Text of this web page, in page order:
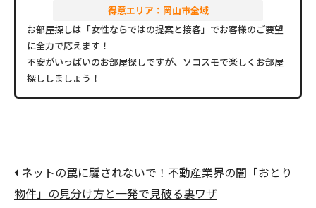
得意エリア：岡山市全域
お部屋探しは「女性ならではの提案と接客」でお客様のご要望
に全力で応えます！
不安がいっぱいのお部屋探しですが、ソコスモで楽しくお部屋
探ししましょう！
ネットの罠に騙されないで！不動産業界の闇「おとり
物件」の見分け方と一発で見破る裏ワザ